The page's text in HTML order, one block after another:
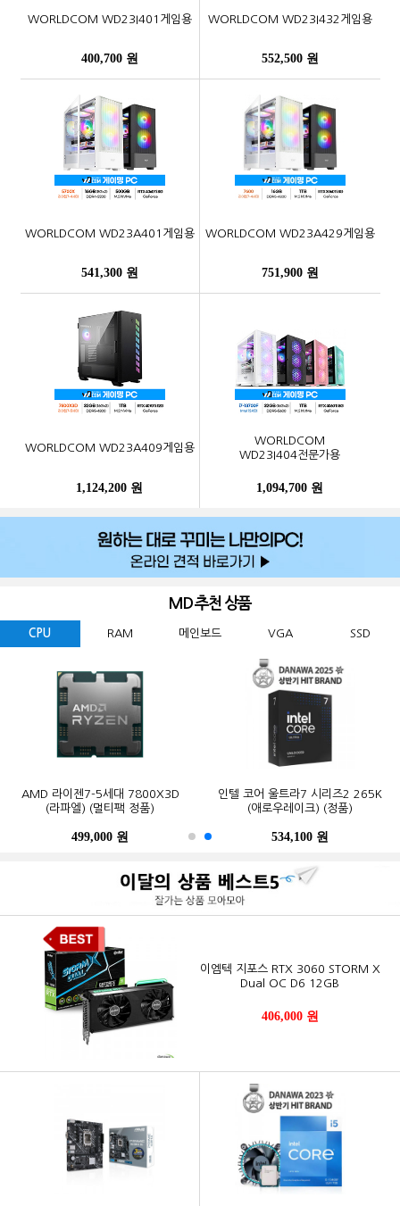
WORLDCOM WD23I401게임용
400,700 원
WORLDCOM WD23I432게임용
552,500 원
WORLDCOM WD23A401게임용
541,300 원
WORLDCOM WD23A429게임용
751,900 원
WORLDCOM WD23A409게임용
1,124,200 원
WORLDCOM
WD23I404전문가용
1,094,700 원
MD 추천 상품
CPU RAM 메인보드 VGA SSD
AMD 라이젠7-5세대 7800X3D
(라파엘) (멀티팩 정품)
499,000 원
인텔 코어 울트라7 시리즈2 265K
(애로우레이크) (정품)
534,100 원
ESSENCORE KLEVV DDR5-5600
CL46 파인인포 (16GB)
341,000 원
마이크론 Crucial DDR5-5600 CL46
PRO 대원씨티에스 (16GB)
387,000 원
GIGABYTE B650M K 피씨디렉트
123,000 원
ASUS TUF Gaming B850-PLUS WIFI
STCOM(조립용)
339,000 원
GIGABYTE 지포스 RTX 5060
WINDFORCE MAX OC D7 8GB
피씨디렉트
632,200 원
MSI 지포스 RTX 5070 게이밍 트리오
OC D7 12GB 트라이프로져4
1,299,000 원
Western Digital WD BLACK
SN850X M.2 NVMe (2TB)
550,000 원
삼성전자 990 PRO M.2 NVMe (2TB)
1,027,000 원
이엠텍 지포스 RTX 3060 STORM X
Dual OC D6 12GB
406,000 원